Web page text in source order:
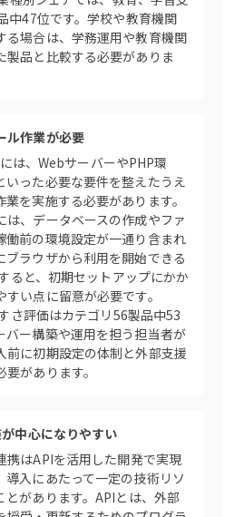
中47位です。学校や教育機関
る場合は、学務運用や教育機関
製品と比較する必要がありま
ル作業が必要
は、WebサーバーやPHP環
いった必要な要件を整えたうえ
を実施する必要があります。
は、データベースの作成やファ
働前の環境設定が一通り含まれ
ブラウザから利用を開始できる
ると、初期セットアップにかか
い点に留意が必要です。
さ評価はカテゴリ56製品中53
バー構築や運用を担う担当者が
前に初期設定の体制と外部支援
があります。
中心になりやすい
携はAPIを活用した開発で実現
導入にあたって一定の技術リソ
とがあります。APIとは、外部